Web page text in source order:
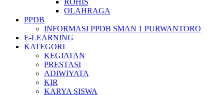
ROHIS
OLAHRAGA
PPDB
INFORMASI PPDB SMAN 1 PURWANTORO
E-LEARNING
KATEGORI
KEGIATAN
PRESTASI
ADIWIYATA
KIR
KARYA SISWA